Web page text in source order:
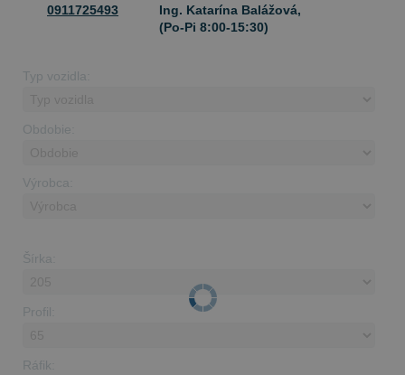
0911725493
Ing. Katarína Balážová,
(Po-Pi 8:00-15:30)
Typ vozidla:
Obdobie:
Výrobca:
Šírka:
Profil:
Ráfik: